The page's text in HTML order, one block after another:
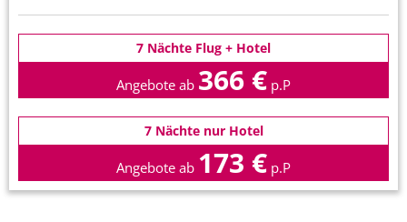
7 Nächte Flug + Hotel
Angebote ab 366 € p.P
7 Nächte nur Hotel
Angebote ab 173 € p.P